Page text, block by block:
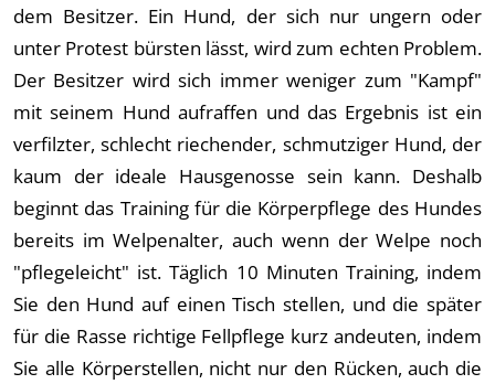
dem Besitzer. Ein Hund, der sich nur ungern oder
unter Protest bürsten lässt, wird zum echten Problem.
Der Besitzer wird sich immer weniger zum "Kampf"
mit seinem Hund aufraffen und das Ergebnis ist ein
verfilzter, schlecht riechender, schmutziger Hund, der
kaum der ideale Hausgenosse sein kann. Deshalb
beginnt das Training für die Körperpflege des Hundes
bereits im Welpenalter, auch wenn der Welpe noch
"pflegeleicht" ist. Täglich 10 Minuten Training, indem
Sie den Hund auf einen Tisch stellen, und die später
für die Rasse richtige Fellpflege kurz andeuten, indem
Sie alle Körperstellen, nicht nur den Rücken, auch die